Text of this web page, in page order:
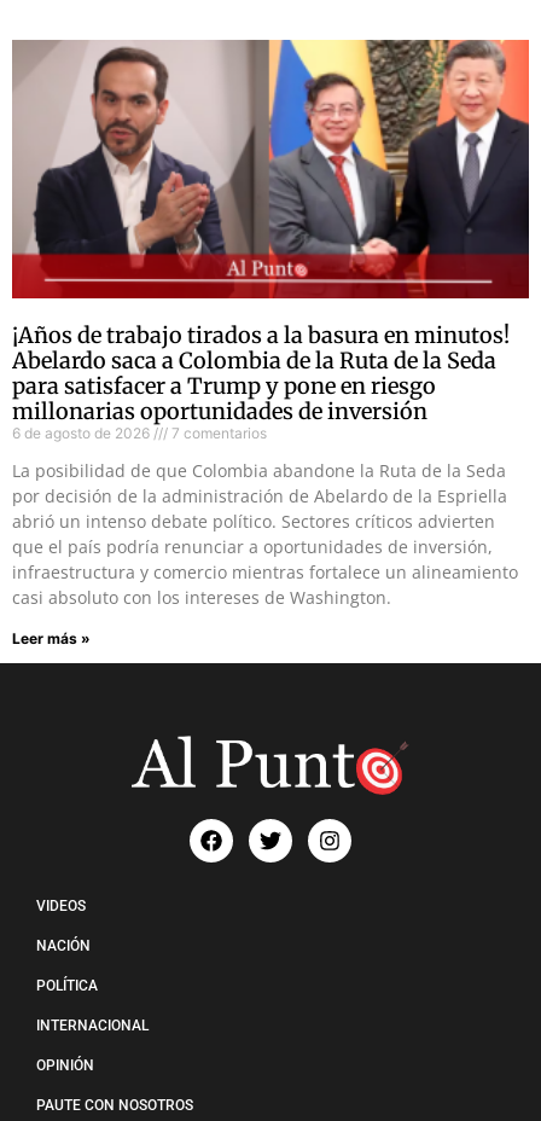
¡Años de trabajo tirados a la basura en minutos!
Abelardo saca a Colombia de la Ruta de la Seda
para satisfacer a Trump y pone en riesgo
millonarias oportunidades de inversión
6 de agosto de 2026 7 comentarios
La posibilidad de que Colombia abandone la Ruta de la Seda
por decisión de la administración de Abelardo de la Espriella
abrió un intenso debate político. Sectores críticos advierten
que el país podría renunciar a oportunidades de inversión,
infraestructura y comercio mientras fortalece un alineamiento
casi absoluto con los intereses de Washington.
Leer más »
VIDEOS
NACIÓN
POLÍTICA
INTERNACIONAL
OPINIÓN
PAUTE CON NOSOTROS